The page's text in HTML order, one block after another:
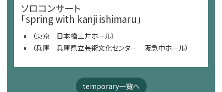
ソロコンサート
「spring with kanji ishimaru」
（東京 日本橋三井ホール）
（兵庫 兵庫県立芸術文化センター 阪急中ホール）
temporary一覧へ